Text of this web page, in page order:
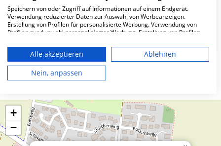
Wie ist die Telefonnummer von
Hausärztliches MVZ Puschendorf?
Karte
+
−
Speichern von oder Zugriff auf Informationen auf einem Endgerät.
Verwendung reduzierter Daten zur Auswahl von Werbeanzeigen.
Erstellung von Profilen für personalisierte Werbung. Verwendung von
Profilen zur Auswahl personalisierter Werbung. Erstellung von Profilen
personalisierter Inhalte. Messung der Werbeleistung. Messung der
Performance von Inhalten. Analyse von Zielgruppen durch Statistiken
oder Kombinationen von Daten aus verschiedenen Quellen. Entwicklung
und Verbesserung der Angebote. Verwendung reduzierter Daten zur
Auswahl von Inhalten.
Ihre Einwilligung und die cookie Richtlinie gelten ausschließlich für diese
Website/App.
Partnerliste anzeigen (1 IAB-Anbieter)
Wir nutzen Ihre Daten für folgende Zwecke:
Alle akzeptieren
Ablehnen
Nein, anpassen